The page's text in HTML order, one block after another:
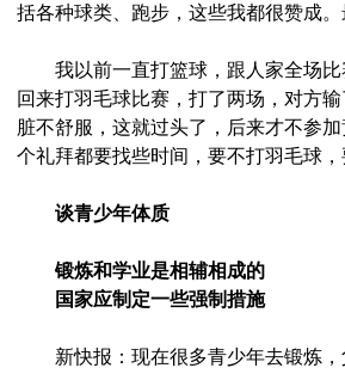
括各种球类、跑步，这些我都很赞成
我以前一直打篮球，跟人家全场比
回来打羽毛球比赛，打了两场，对方
脏不舒服，这就过头了，后来才不参
个礼拜都要找些时间，要不打羽毛球，
谈青少年体质
锻炼和学业是相辅相成的
国家应制定一些强制措施
新快报：现在很多青少年去锻炼，